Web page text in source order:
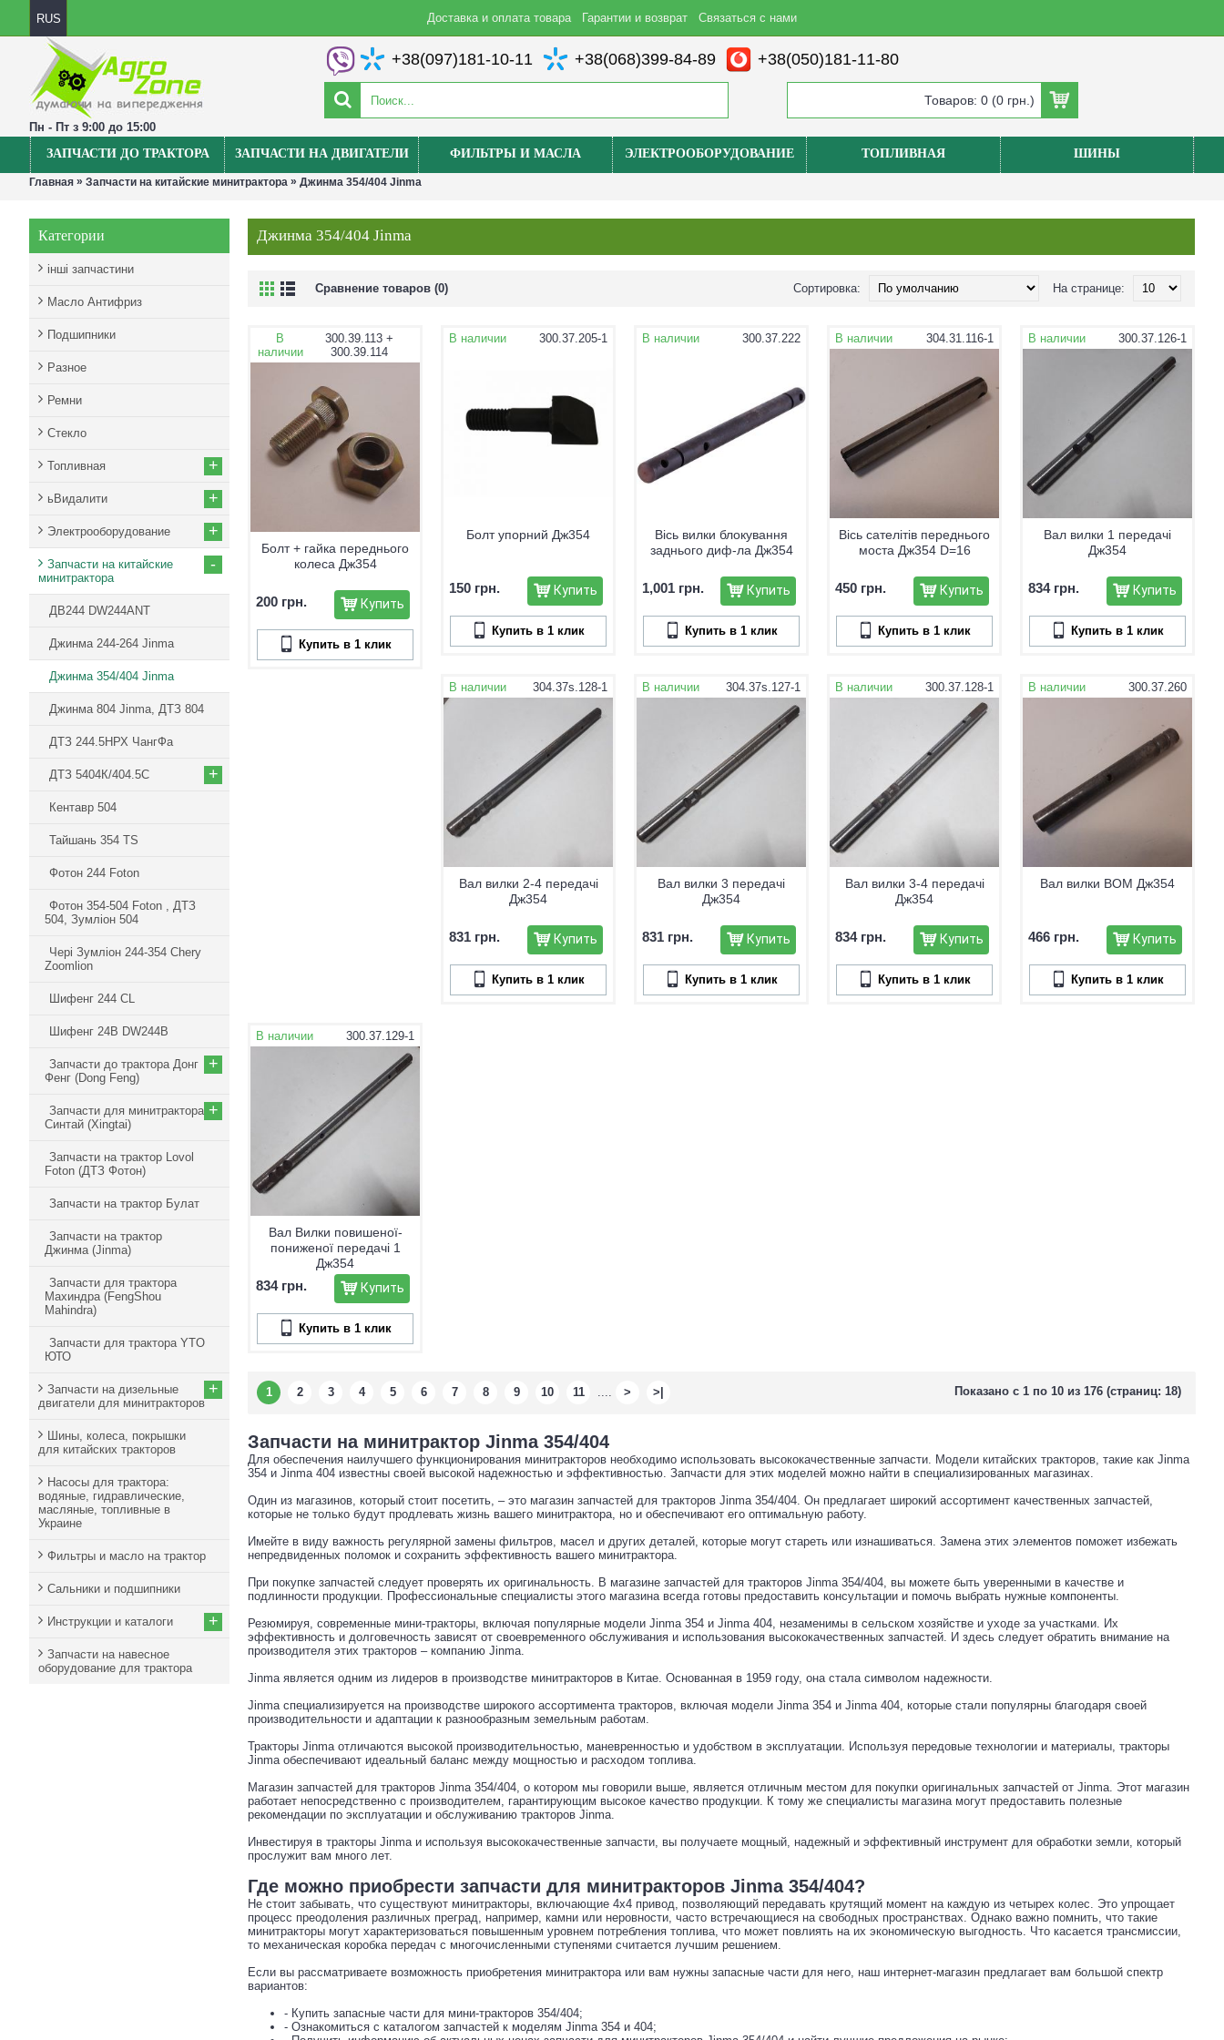
Доставка и оплата товара Гарантии и возврат Связаться с нами
RUS
+38(097)181-10-11 +38(068)399-84-89 +38(050)181-11-80
Пн - Пт з 9:00 до 15:00
Товаров: 0 (0 грн.)
ЗАПЧАСТИ ДО ТРАКТОРА ЗАПЧАСТИ НА ДВИГАТЕЛИ ФИЛЬТРЫ И МАСЛА ЭЛЕКТРООБОРУДОВАНИЕ ТОПЛИВНАЯ ШИНЫ
Главная » Запчасти на китайские минитрактора » Джинма 354/404 Jinma
Категории
інші запчастини
Масло Антифриз
Подшипники
Разное
Ремни
Стекло
Топливная +
ьВидалити +
Электрооборудование +
Запчасти на китайские
минитрактора
-
ДВ244 DW244ANT
Джинма 244-264 Jinma
Джинма 354/404 Jinma
Джинма 804 Jinma, ДТЗ 804
ДТЗ 244.5НРХ ЧангФа
ДТЗ 5404К/404.5С +
Кентавр 504
Тайшань 354 TS
Фотон 244 Foton
Фотон 354-504 Foton , ДТЗ
504, Зумліон 504
Чері Зумліон 244-354 Chery
Zoomlion
Шифенг 244 СL
Шифенг 24В DW244B
Запчасти до трактора Донг
Фенг (Dong Feng)
+
Запчасти для минитрактора
Синтай (Xingtai)
+
Запчасти на трактор Lovol
Foton (ДТЗ Фотон)
Запчасти на трактор Булат
Запчасти на трактор
Джинма (Jinma)
Запчасти для трактора
Махиндра (FengShou
Mahindra)
Запчасти для трактора YTO
ЮТО
Запчасти на дизельные
двигатели для минитракторов
+
Шины, колеса, покрышки
для китайских тракторов
Насосы для трактора:
водяные, гидравлические,
масляные, топливные в
Украине
Фильтры и масло на трактор
Сальники и подшипники
Инструкции и каталоги +
Запчасти на навесное
оборудование для трактора
Джинма 354/404 Jinma
Сравнение товаров (0) На странице:
Сортировка:
В
наличии
300.39.113 +
300.39.114
Болт + гайка переднього
колеса Дж354
200 грн. Купить
Купить в 1 клик
В наличии 300.37.205-1
Болт упорний Дж354
150 грн. Купить
Купить в 1 клик
В наличии 300.37.222
Вісь вилки блокування
заднього диф-ла Дж354
1,001 грн. Купить
Купить в 1 клик
В наличии 304.31.116-1
Вісь сателітів переднього
моста Дж354 D=16
450 грн. Купить
Купить в 1 клик
В наличии 300.37.126-1
Вал вилки 1 передачі
Дж354
834 грн. Купить
Купить в 1 клик
В наличии 304.37s.128-1
Вал вилки 2-4 передачі
Дж354
831 грн. Купить
Купить в 1 клик
В наличии 304.37s.127-1
Вал вилки 3 передачі
Дж354
831 грн. Купить
Купить в 1 клик
В наличии 300.37.128-1
Вал вилки 3-4 передачі
Дж354
834 грн. Купить
Купить в 1 клик
В наличии 300.37.260
Вал вилки ВОМ Дж354
466 грн. Купить
Купить в 1 клик
В наличии 300.37.129-1
Вал Вилки повишеної-
пониженої передачі 1
Дж354
834 грн. Купить
Купить в 1 клик
1 2 3 4 5 6 7 8 9 10 11 .... > >| Показано с 1 по 10 из 176 (страниц: 18)
Запчасти на минитрактор Jinma 354/404
Для обеспечения наилучшего функционирования минитракторов необходимо использовать высококачественные запчасти. Модели китайских тракторов, такие как Jinma
354 и Jinma 404 известны своей высокой надежностью и эффективностью. Запчасти для этих моделей можно найти в специализированных магазинах.
Один из магазинов, который стоит посетить, – это магазин запчастей для тракторов Jinma 354/404. Он предлагает широкий ассортимент качественных запчастей,
которые не только будут продлевать жизнь вашего минитрактора, но и обеспечивают его оптимальную работу.
Имейте в виду важность регулярной замены фильтров, масел и других деталей, которые могут стареть или изнашиваться. Замена этих элементов поможет избежать
непредвиденных поломок и сохранить эффективность вашего минитрактора.
При покупке запчастей следует проверять их оригинальность. В магазине запчастей для тракторов Jinma 354/404, вы можете быть уверенными в качестве и
подлинности продукции. Профессиональные специалисты этого магазина всегда готовы предоставить консультации и помочь выбрать нужные компоненты.
Резюмируя, современные мини-тракторы, включая популярные модели Jinma 354 и Jinma 404, незаменимы в сельском хозяйстве и уходе за участками. Их
эффективность и долговечность зависят от своевременного обслуживания и использования высококачественных запчастей. И здесь следует обратить внимание на
производителя этих тракторов – компанию Jinma.
Jinma является одним из лидеров в производстве минитракторов в Китае. Основанная в 1959 году, она стала символом надежности.
Jinma специализируется на производстве широкого ассортимента тракторов, включая модели Jinma 354 и Jinma 404, которые стали популярны благодаря своей
производительности и адаптации к разнообразным земельным работам.
Тракторы Jinma отличаются высокой производительностью, маневренностью и удобством в эксплуатации. Используя передовые технологии и материалы, тракторы
Jinma обеспечивают идеальный баланс между мощностью и расходом топлива.
Магазин запчастей для тракторов Jinma 354/404, о котором мы говорили выше, является отличным местом для покупки оригинальных запчастей от Jinma. Этот магазин
работает непосредственно с производителем, гарантирующим высокое качество продукции. К тому же специалисты магазина могут предоставить полезные
рекомендации по эксплуатации и обслуживанию тракторов Jinma.
Инвестируя в тракторы Jinma и используя высококачественные запчасти, вы получаете мощный, надежный и эффективный инструмент для обработки земли, который
прослужит вам много лет.
Где можно приобрести запчасти для минитракторов Jinma 354/404?
Не стоит забывать, что существуют минитракторы, включающие 4х4 привод, позволяющий передавать крутящий момент на каждую из четырех колес. Это упрощает
процесс преодоления различных преград, например, камни или неровности, часто встречающиеся на свободных пространствах. Однако важно помнить, что такие
минитракторы могут характеризоваться повышенным уровнем потребления топлива, что может повлиять на их экономическую выгодность. Что касается трансмиссии,
то механическая коробка передач с многочисленными ступенями считается лучшим решением.
Если вы рассматриваете возможность приобретения минитрактора или вам нужны запасные части для него, наш интернет-магазин предлагает вам большой спектр
вариантов:
- Купить запасные части для мини-тракторов 354/404;
- Ознакомиться с каталогом запчастей к моделям Jinma 354 и 404;